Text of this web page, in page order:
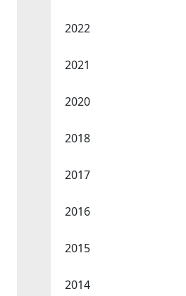
2022
2021
2020
2018
2017
2016
2015
2014